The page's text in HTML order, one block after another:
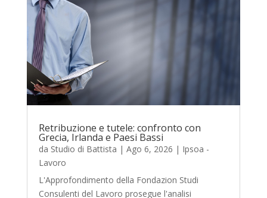
Retribuzione e tutele: confronto con
Grecia, Irlanda e Paesi Bassi
da Studio di Battista | Ago 6, 2026 | Ipsoa -
Lavoro
L'Approfondimento della Fondazion Studi
Consulenti del Lavoro prosegue l'analisi